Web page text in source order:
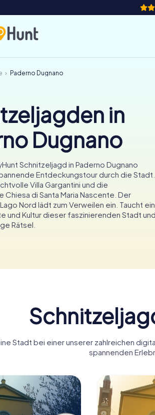
Paderno Dugnano
in
Dugnano
Schnitzeljagd in Paderno Dugnano
Entdeckungstour durch die Stadt.
Villa Gargantini und die
di Santa Maria Nascente. Der
Nord lädt zum Verweilen ein. Taucht ein
und Kultur dieser faszinierenden Stadt und
Rätsel.
Stadt bei einer unserer zahlreichen
spannenden